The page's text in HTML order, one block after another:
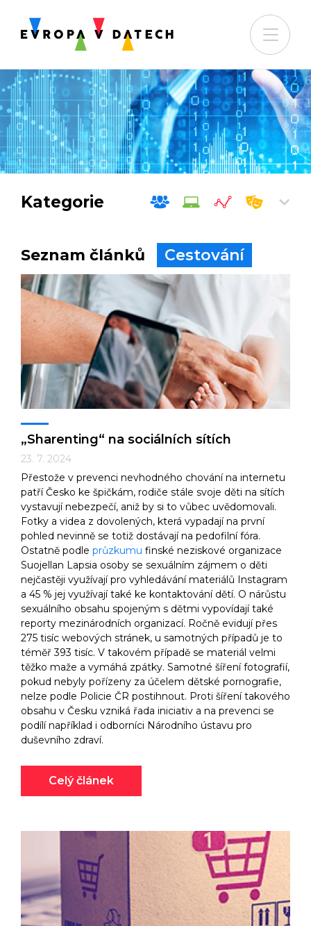
Kategorie
Společnost
Technologie
Ekonomika a byznys
Kultura a sport
Seznam článků Cestování
„Sharenting“ na sociálních sítích
23. 7. 2024
Přestože v prevenci nevhodného chování na internetu
patří Česko ke špičkám, rodiče stále svoje děti na sítích
vystavují nebezpečí, aniž by si to vůbec uvědomovali.
Fotky a videa z dovolených, která vypadají na první
pohled nevinně se totiž dostávají na pedofilní fóra.
Ostatně podle průzkumu finské neziskové organizace
Suojellan Lapsia osoby se sexuálním zájmem o děti
nejčastěji využívají pro vyhledávání materiálů Instagram
a 45 % jej využívají také ke kontaktování dětí. O nárůstu
sexuálního obsahu spojeným s dětmi vypovídají také
reporty mezinárodních organizací. Ročně evidují přes
275 tisíc webových stránek, u samotných případů je to
téměř 393 tisíc. V takovém případě se materiál velmi
těžko maže a vymáhá zpátky. Samotné šíření fotografií,
pokud nebyly pořízeny za účelem dětské pornografie,
nelze podle Policie ČR postihnout. Proti šíření takového
obsahu v Česku vzniká řada iniciativ a na prevenci se
podílí například i odborníci Národního ústavu pro
duševního zdraví.
Celý článek